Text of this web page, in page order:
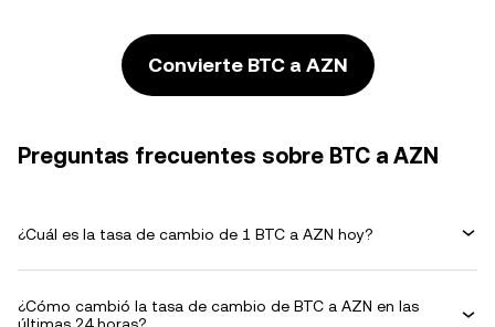
Convierte BTC a AZN
Preguntas frecuentes sobre BTC a AZN
¿Cuál es la tasa de cambio de 1 BTC a AZN hoy?
¿Cómo cambió la tasa de cambio de BTC a AZN en las